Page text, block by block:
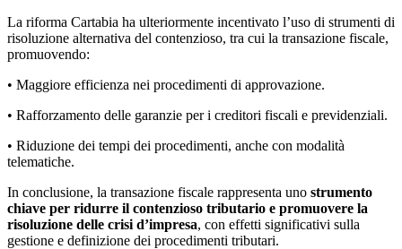
La riforma Cartabia ha ulteriormente incentivato l’uso di strumenti di
risoluzione alternativa del contenzioso, tra cui la transazione fiscale,
promuovendo:
• Maggiore efficienza nei procedimenti di approvazione.
• Rafforzamento delle garanzie per i creditori fiscali e previdenziali.
• Riduzione dei tempi dei procedimenti, anche con modalità
telematiche.
In conclusione, la transazione fiscale rappresenta uno strumento
chiave per ridurre il contenzioso tributario e promuovere la
risoluzione delle crisi d’impresa, con effetti significativi sulla
gestione e definizione dei procedimenti tributari.